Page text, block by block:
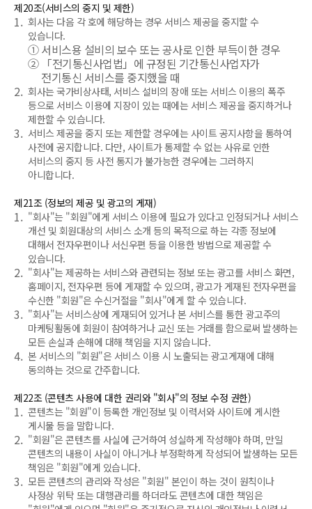
제20조(서비스의 중지 및 제한)
1. 회사는 다음 각 호에 해당하는 경우 서비스 제공을 중지할 수
있습니다.
①서비스용 설비의 보수 또는 공사로 인한 부득이한 경우
② 「전기통신사업법」에 규정된 기간통신사업자가
전기통신 서비스를 중지했을 때
2. 회사는 국가비상사태, 서비스 설비의 장애 또는 서비스 이용의 폭주
등으로 서비스 이용에 지장이 있는 때에는 서비스 제공을 중지하거나
제한할 수 있습니다.
3. 서비스 제공을 중지 또는 제한할 경우에는 사이트 공지사항을 통하여
사전에 공지합니다. 다만, 사이트가 통제할 수 없는 사유로 인한
서비스의 중지 등 사전 통지가 불가능한 경우에는 그러하지
아니합니다.
제21조 (정보의 제공 및 광고의 게재)
1. "회사"는 "회원"에게 서비스 이용에 필요가 있다고 인정되거나 서비스
개선 및 회원대상의 서비스 소개 등의 목적으로 하는 각종 정보에
대해서 전자우편이나 서신우편 등을 이용한 방법으로 제공할 수
있습니다.
2. "회사"는 제공하는 서비스와 관련되는 정보 또는 광고를 서비스 화면,
홈페이지, 전자우편 등에 게재할 수 있으며, 광고가 게재된 전자우편을
수신한 "회원"은 수신거절을 "회사"에게 할 수 있습니다.
3. "회사"는 서비스상에 게재되어 있거나 본 서비스를 통한 광고주의
마케팅활동에 회원이 참여하거나 교신 또는 거래를 함으로써 발생하는
모든 손실과 손해에 대해 책임을 지지 않습니다.
4. 본 서비스의 "회원"은 서비스 이용 시 노출되는 광고게재에 대해
동의하는 것으로 간주합니다.
제22조 (콘텐츠 사용에 대한 권리와 "회사"의 정보 수정 권한)
1. 콘텐츠는 "회원"이 등록한 개인정보 및 이력서와 사이트에 게시한
게시물 등을 말합니다.
2. "회원"은 콘텐츠를 사실에 근거하여 성실하게 작성해야 하며, 만일
콘텐츠의 내용이 사실이 아니거나 부정확하게 작성되어 발생하는 모든
책임은 "회원"에게 있습니다.
3. 모든 콘텐츠의 관리와 작성은 "회원" 본인이 하는 것이 원칙이나
사정상 위탁 또는 대행관리를 하더라도 콘텐츠에 대한 책임은